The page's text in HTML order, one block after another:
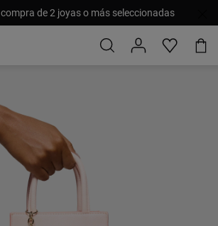
de 2 joyas o más seleccionadas